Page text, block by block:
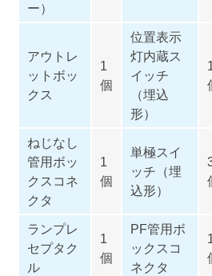
ー）
アウトレ
ットボッ
クス
1
個
位置表示
灯内蔵ス
イッチ
（埋込
形）
ねじなし
管用ボッ
クスコネ
クタ
1
個
単極スイ
ッチ（埋
込形）
ランプレ
セプタク
ル
1
個
PF管用ボ
ックスコ
ネクタ